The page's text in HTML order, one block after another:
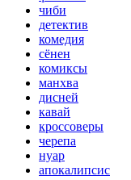
чиби
детектив
комедия
сёнен
комиксы
манхва
дисней
кавай
кроссоверы
черепа
нуар
апокалипсис